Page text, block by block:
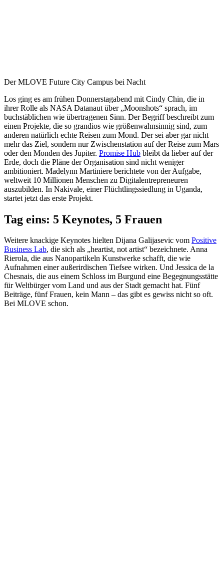
Der MLOVE Future City Campus bei Nacht
Los ging es am frühen Donnerstagabend mit Cindy Chin, die in
ihrer Rolle als NASA Datanaut über „Moonshots“ sprach, im
buchstäblichen wie übertragenen Sinn. Der Begriff beschreibt zum
einen Projekte, die so grandios wie größenwahnsinnig sind, zum
anderen natürlich echte Reisen zum Mond. Der sei aber gar nicht
mehr das Ziel, sondern nur Zwischenstation auf der Reise zum Mars
oder den Monden des Jupiter. Promise Hub bleibt da lieber auf der
Erde, doch die Pläne der Organisation sind nicht weniger
ambitioniert. Madelynn Martiniere berichtete von der Aufgabe,
weltweit 10 Millionen Menschen zu Digitalentrepreneuren
auszubilden. In Nakivale, einer Flüchtlingssiedlung in Uganda,
startet jetzt das erste Projekt.
Tag eins: 5 Keynotes, 5 Frauen
Weitere knackige Keynotes hielten Dijana Galijasevic vom Positive
Business Lab, die sich als „heartist, not artist“ bezeichnete. Anna
Rierola, die aus Nanopartikeln Kunstwerke schafft, die wie
Aufnahmen einer außerirdischen Tiefsee wirken. Und Jessica de la
Chesnais, die aus einem Schloss im Burgund eine Begegnungsstätte
für Weltbürger vom Land und aus der Stadt gemacht hat. Fünf
Beiträge, fünf Frauen, kein Mann – das gibt es gewiss nicht so oft.
Bei MLOVE schon.